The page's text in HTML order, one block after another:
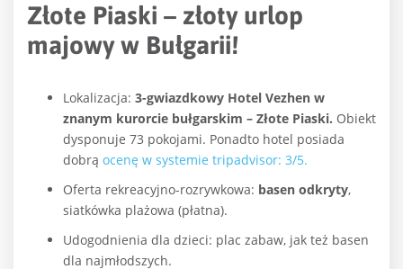
Złote Piaski – złoty urlop
majowy w Bułgarii!
Lokalizacja: 3-gwiazdkowy Hotel Vezhen w
znanym kurorcie bułgarskim – Złote Piaski. Obiekt
dysponuje 73 pokojami. Ponadto hotel posiada
dobrą ocenę w systemie tripadvisor: 3/5.
Oferta rekreacyjno-rozrywkowa: basen odkryty,
siatkówka plażowa (płatna).
Udogodnienia dla dzieci: plac zabaw, jak też basen
dla najmłodszych.